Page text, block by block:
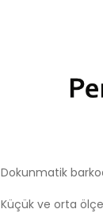
Dokunmatik
Küçük ve orta